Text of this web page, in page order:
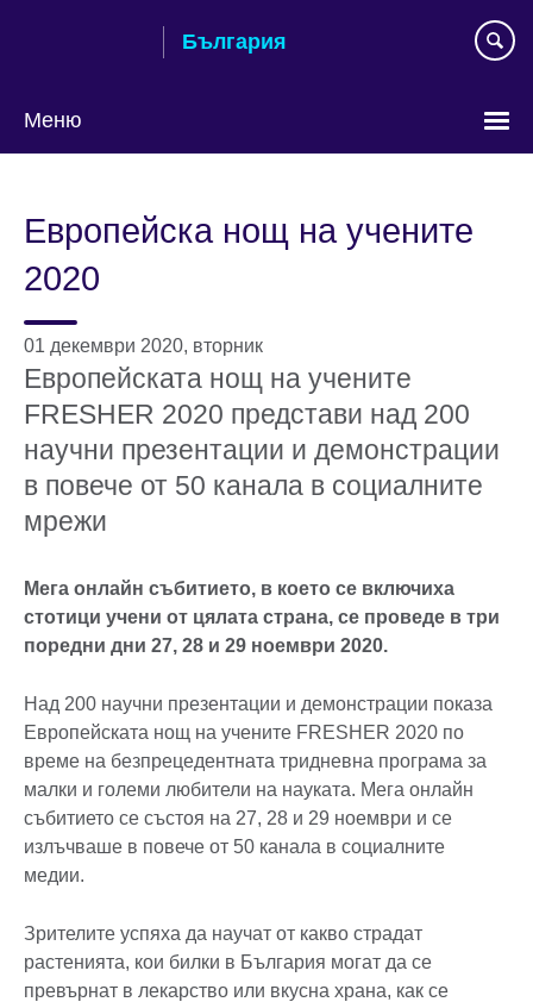
България
Меню
Европейска нощ на учените
2020
01 декември 2020, вторник
Европейската нощ на учените
FRESHER 2020 представи над 200
научни презентации и демонстрации
в повече от 50 канала в социалните
мрежи
Мега онлайн събитието, в което се включиха
стотици учени от цялата страна, се проведе в три
поредни дни 27, 28 и 29 ноември 2020.
Над 200 научни презентации и демонстрации показа
Европейската нощ на учените FRESHER 2020 по
време на безпрецедентната тридневна програма за
малки и големи любители на науката. Мега онлайн
събитието се състоя на 27, 28 и 29 ноември и се
излъчваше в повече от 50 канала в социалните
медии.
Зрителите успяха да научат от какво страдат
растенията, кои билки в България могат да се
превърнат в лекарство или вкусна храна, как се